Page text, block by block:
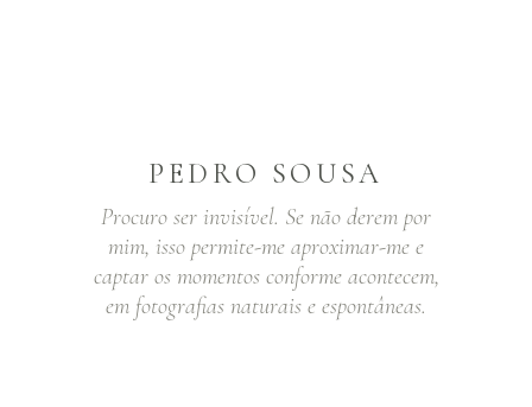
PEDRO SOUSA
Procuro ser invisível. Se não derem por
mim, isso permite-me aproximar-me e
captar os momentos conforme acontecem,
em fotografias naturais e espontâneas.